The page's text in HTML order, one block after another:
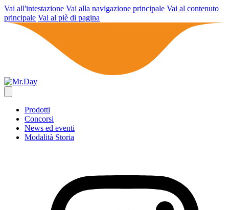
Vai all'intestazione Vai alla navigazione principale Vai al contenuto
principale Vai al piè di pagina
Prodotti
Concorsi
News ed eventi
Modalità Storia